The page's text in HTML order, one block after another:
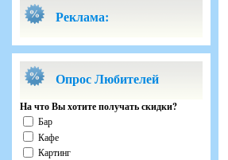
Реклама:
Опрос Любителей
На что Вы хотите получать скидки?
Бар
Кафе
Картинг